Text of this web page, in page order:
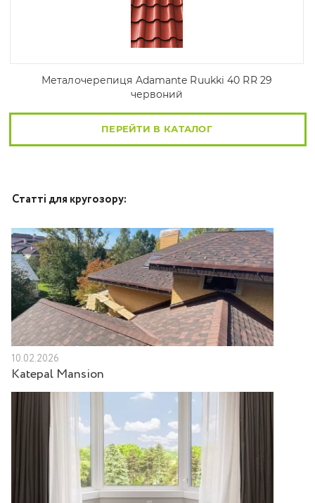
Металочерепиця Adamante Ruukki 40 RR 29
червоний
ПЕРЕЙТИ В КАТАЛОГ
Статті для кругозору:
10.02.2026
Katepal Mansion